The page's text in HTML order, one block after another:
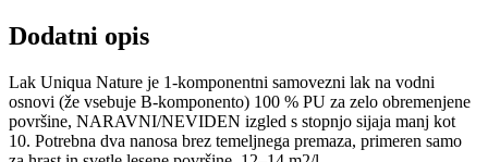
Dodatni opis
Lak Uniqua Nature je 1-komponentni samovezni lak na vodni
osnovi (že vsebuje B-komponento) 100 % PU za zelo obremenjene
površine, NARAVNI/NEVIDEN izgled s stopnjo sijaja manj kot
10. Potrebna dva nanosa brez temeljnega premaza, primeren samo